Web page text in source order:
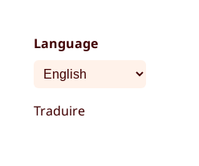
Language
Traduire